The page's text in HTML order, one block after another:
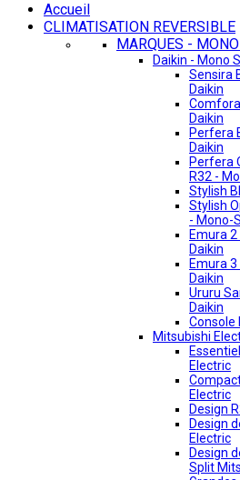
Accueil
CLIMATISATION REVERSIBLE
MARQUES -
Daikin - Mono
Sensira
Daikin
Daikin
Perfera
Daikin
Perfera
R32 -
Stylish
Stylish
- Mono-
Emura
Daikin
Emura
Daikin
Ururu
Daikin
Console
Mitsubishi
Electric
Electric
Design
Design
Electric
Design
Split